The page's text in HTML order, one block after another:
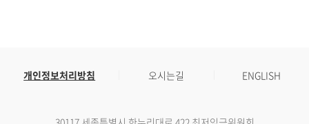
개인정보처리방침 오시는길 ENGLISH